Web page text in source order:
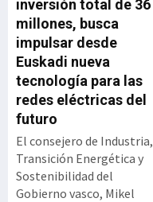
inversión total de 36
millones, busca
impulsar desde
Euskadi nueva
tecnología para las
redes eléctricas del
futuro
El consejero de Industria,
Transición Energética y
Sostenibilidad del
Gobierno vasco, Mikel